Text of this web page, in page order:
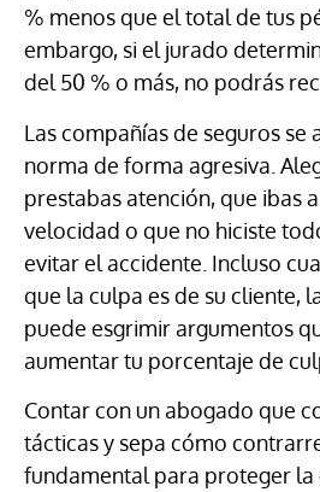
% menos que el total de tus
embargo, si el jurado
del 50 % o más, no podrás
Las compañías de seguros se
norma de forma agresiva.
prestabas atención, que ibas
velocidad o que no hiciste
evitar el accidente. Incluso
que la culpa es de su cliente,
puede esgrimir argumentos
aumentar tu porcentaje de
Contar con un abogado que
tácticas y sepa cómo
fundamental para proteger